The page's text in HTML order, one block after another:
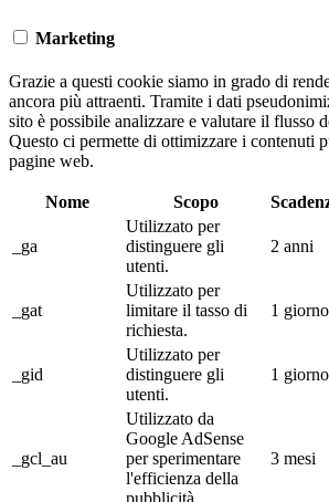
Marketing
Grazie a questi cookie siamo in grado di
ancora più attraenti. Tramite i dati
sito è possibile analizzare e valutare il flusso
Questo ci permette di ottimizzare i contenuti
pagine web.
Nome Scopo
_ga
Utilizzato per
distinguere gli
utenti.
2 anni
_gat
Utilizzato per
limitare il tasso di
richiesta.
1 giorno
_gid
Utilizzato per
distinguere gli
utenti.
1 giorno
_gcl_au
Utilizzato da
Google AdSense
per sperimentare
l'efficienza della
pubblicità.
3 mesi